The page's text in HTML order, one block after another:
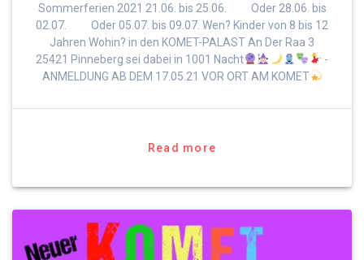
Sommerferien 2021 21.06. bis 25.06. Oder 28.06. bis
02.07. Oder 05.07. bis 09.07. Wen? Kinder von 8 bis 12
Jahren Wohin? in den KOMET-PALAST An Der Raa 3
25421 Pinneberg sei dabei in 1001 Nacht
-
ANMELDUNG AB DEM 17.05.21 VOR ORT AM KOMET
Read more